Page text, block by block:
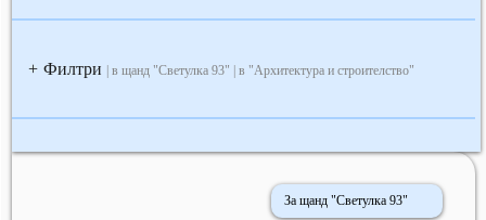
+ Филтри | в щанд "Светулка 93" | в "Архитектура и строителство"
За щанд "Светулка 93"